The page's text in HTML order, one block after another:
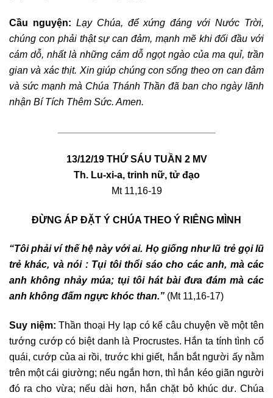
Cầu nguyện: Lạy Chúa, để xứng đáng với Nước Trời,
chúng con phải thật sự can đảm, mạnh mẽ khi đối đầu với
cám dỗ, nhất là những cám dỗ ngọt ngào của ma quỉ, trần
gian và xác thịt. Xin giúp chúng con sống theo ơn can đảm
và sức mạnh mà Chúa Thánh Thần đã ban cho ngày lãnh
nhận Bí Tích Thêm Sức. Amen.
————————————————————————————————-
13/12/19 THỨ SÁU TUẦN 2 MV
Th. Lu-xi-a, trinh nữ, tử đạo
Mt 11,16-19
ĐỪNG ÁP ĐẶT Ý CHÚA THEO Ý RIÊNG MÌNH
“Tôi phải ví thế hệ này với ai. Họ giống như lũ trẻ gọi lũ
trẻ khác, và nói : Tụi tôi thổi sáo cho các anh, mà các
anh không nhảy múa; tụi tôi hát bài đưa đám mà các
anh không đấm ngực khóc than.” (Mt 11,16-17)
Suy niệm: Thần thoại Hy lạp có kể câu chuyện về một tên
tướng cướp có biệt danh là Procrustes. Hắn ta tính tình cổ
quái, cướp của ai rồi, trước khi giết, hắn bắt người ấy nằm
trên một cái giường; nếu ngắn hơn, thì hắn kéo giãn người
đó ra cho vừa; nếu dài hơn, hắn chặt bỏ khúc dư. Chúa